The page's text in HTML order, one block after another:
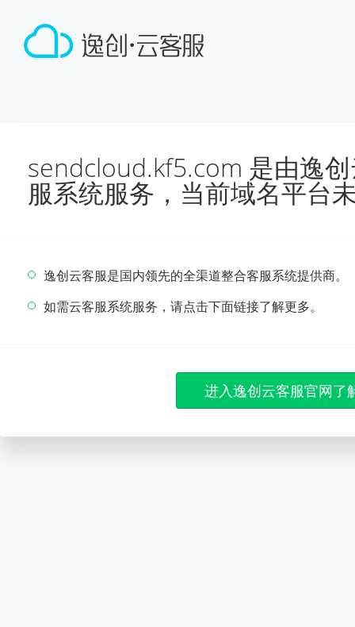
sendcloud.kf5.com 是由逸
服系统服务，当前域名平台
逸创云客服是国内领先的全渠道整合客服系统提供商。
如需云客服系统服务，请点击下面链接了解更多。
进入逸创云客服官网了